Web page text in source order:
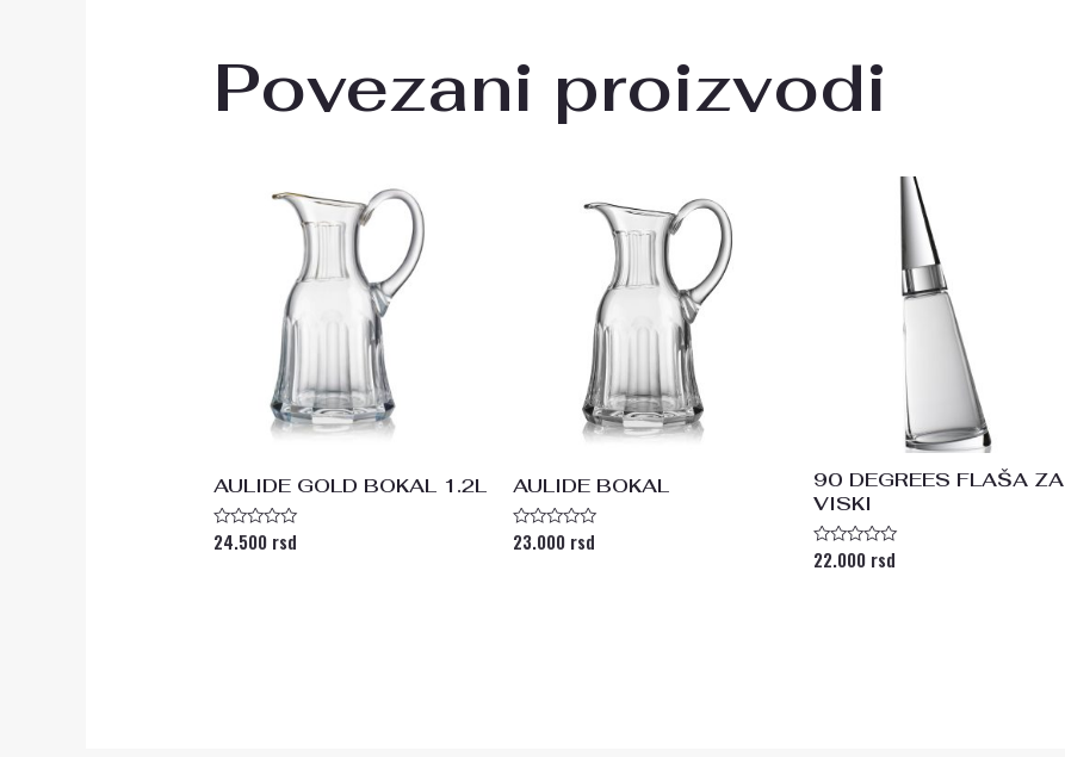
Povezani proizvodi
AULIDE GOLD BOKAL 1.2L
Ocenjeno
sa
24.500 rsd
AULIDE BOKAL
Ocenjeno
sa
23.000 rsd
90 DEGREES FLAŠA ZA
VISKI
Ocenjeno
sa
22.000 rsd